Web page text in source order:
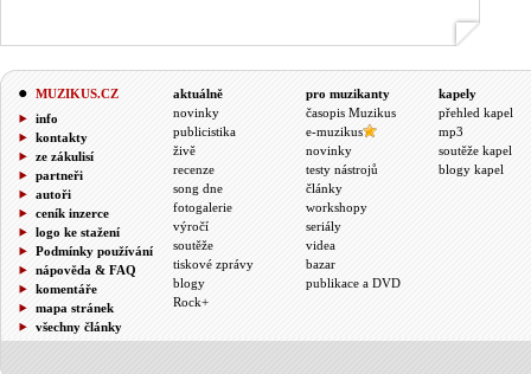
MUZIKUS.CZ
info
kontakty
ze zákulisí
partneři
autoři
ceník inzerce
logo ke stažení
Podmínky používání
nápověda & FAQ
komentáře
mapa stránek
všechny články
aktuálně
novinky
publicistika
živě
recenze
song dne
fotogalerie
výročí
soutěže
tiskové zprávy
blogy
Rock+
pro muzikanty
časopis Muzikus
e-muzikus
novinky
testy nástrojů
články
workshopy
seriály
videa
bazar
publikace a DVD
kapely
přehled kapel
mp3
soutěže kapel
blogy kapel